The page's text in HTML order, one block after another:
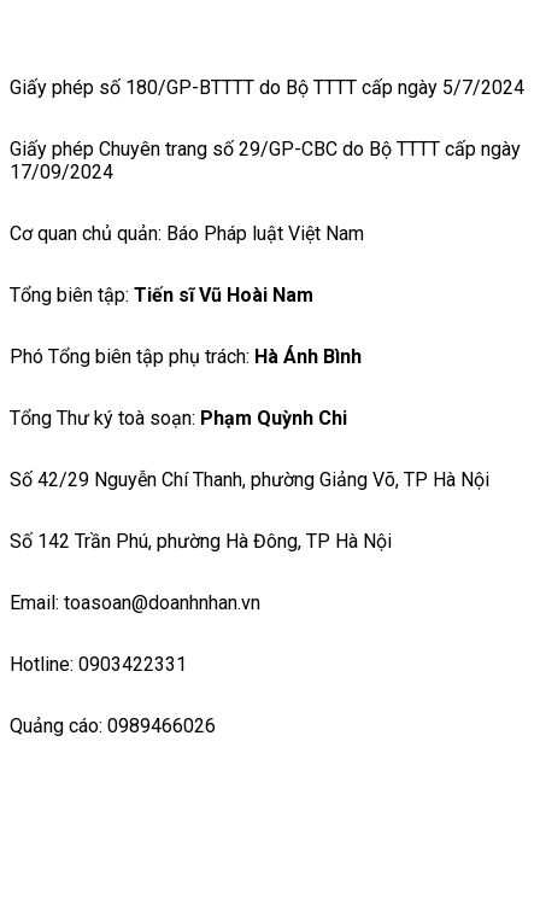
Giấy phép số 180/GP-BTTTT do Bộ TTTT cấp ngày 5/7/2024
Giấy phép Chuyên trang số 29/GP-CBC do Bộ TTTT cấp ngày
17/09/2024
Cơ quan chủ quản: Báo Pháp luật Việt Nam
Tổng biên tập: Tiến sĩ Vũ Hoài Nam
Phó Tổng biên tập phụ trách: Hà Ánh Bình
Tổng Thư ký toà soạn: Phạm Quỳnh Chi
Số 42/29 Nguyễn Chí Thanh, phường Giảng Võ, TP Hà Nội
Số 142 Trần Phú, phường Hà Đông, TP Hà Nội
Email: toasoan@doanhnhan.vn
Hotline: 0903422331
Quảng cáo: 0989466026